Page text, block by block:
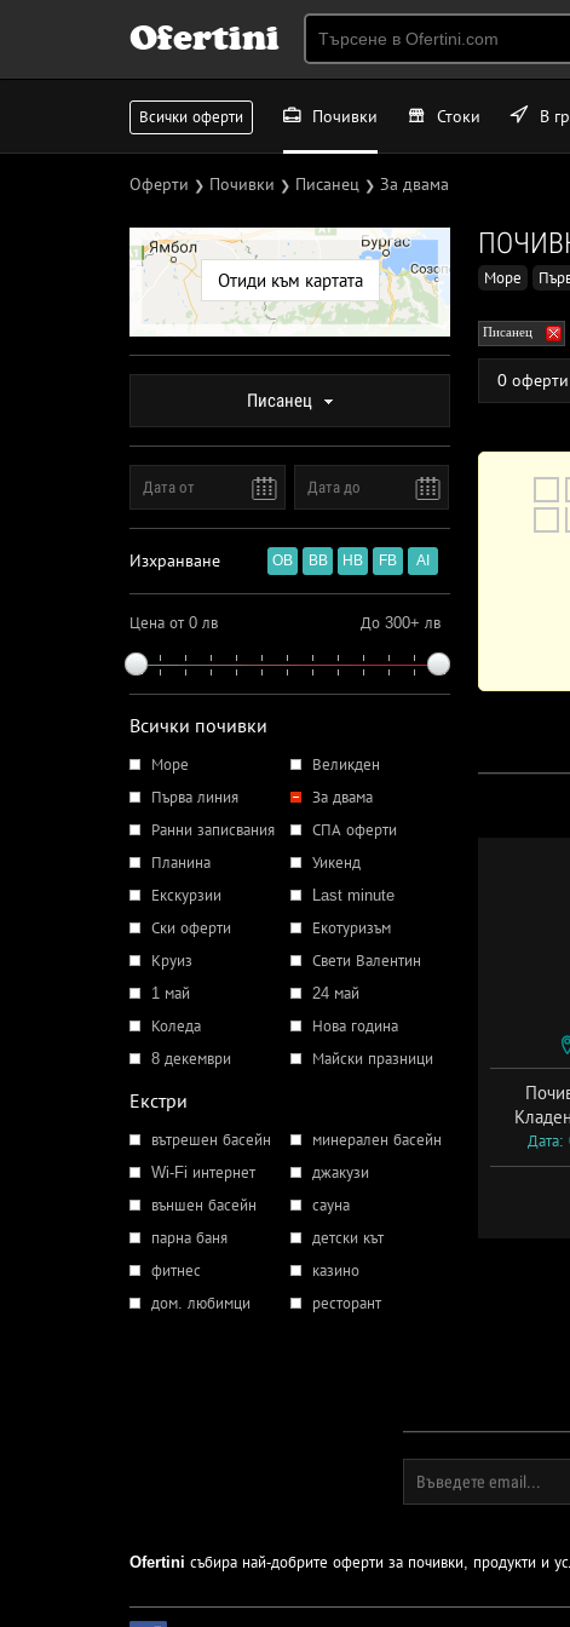
Ofertini
Всички оферти Почивки Стоки В
Оферти ❯ Почивки ❯ Писанец ❯ За двама
Отиди към картата
Писанец
Изхранване OB BB HB FB AI
Цена от 0 лв До 300+ лв
Всички почивки
Море
Великден
Първа линия
За двама
Ранни записвания
СПА оферти
Планина
Уикенд
Екскурзии
Last minute
Ски оферти
Екотуризъм
Круиз
Свети Валентин
1 май
24 май
Коледа
Нова година
8 декември
Майски празници
Екстри
вътрешен басейн
минерален басейн
Wi-Fi интернет
джакузи
външен басейн
сауна
парна баня
детски кът
фитнес
казино
дом. любимци
ресторант
Море
Писанец
0 оферти
Ofertini събира най-добрите оферти за почивки, продукти и